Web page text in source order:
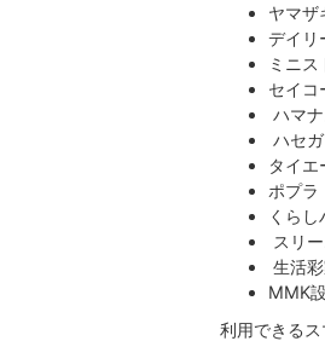
ヤマザ
デイリ
ミニス
セイコ
ハマ
ハセ
タイエ
ポプラ
くらし
スリ
生活
MMK
利用できるス